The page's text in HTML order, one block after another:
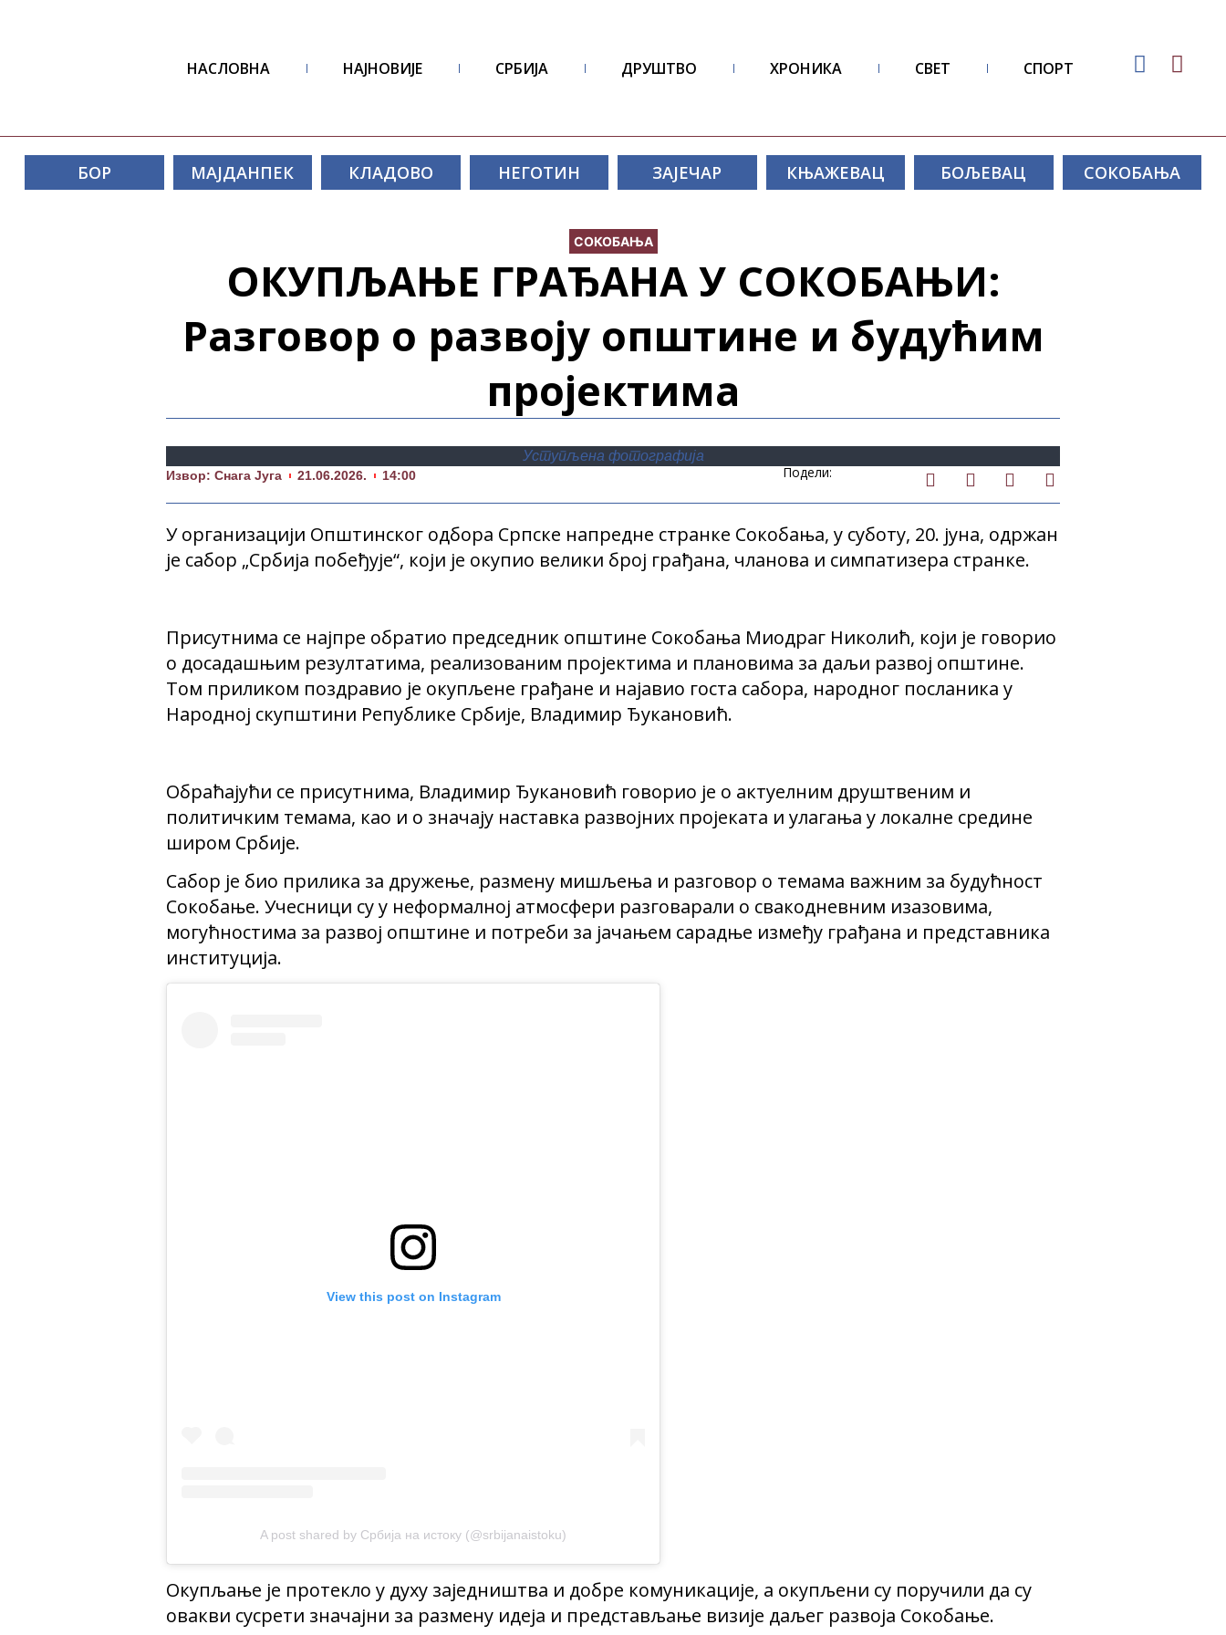
НАСЛОВНА НАЈНОВИЈЕ СРБИЈА ДРУШТВО ХРОНИКА СВЕТ СПОРТ
БОР МАЈДАНПЕК КЛАДОВО НЕГОТИН ЗАЈЕЧАР КЊАЖЕВАЦ БОЉЕВАЦ СОКОБАЊА
СОКОБАЊА
ОКУПЉАЊЕ ГРАЂАНА У СОКОБАЊИ:
Разговор о развоју општине и будућим
пројектима
Уступљена фотографија
Извор: Снага Југа 21.06.2026. 14:00 Подели:
У организацији Општинског одбора Српске напредне странке Сокобања, у суботу, 20. јуна, одржан
је сабор „Србија побеђује“, који је окупио велики број грађана, чланова и симпатизера странке.
Присутнима се најпре обратио председник општине Сокобања Миодраг Николић, који је говорио
о досадашњим резултатима, реализованим пројектима и плановима за даљи развој општине.
Том приликом поздравио је окупљене грађане и најавио госта сабора, народног посланика у
Народној скупштини Републике Србије, Владимир Ђукановић.
Обраћајући се присутнима, Владимир Ђукановић говорио је о актуелним друштвеним и
политичким темама, као и о значају наставка развојних пројеката и улагања у локалне средине
широм Србије.
Сабор је био прилика за дружење, размену мишљења и разговор о темама важним за будућност
Сокобање. Учесници су у неформалној атмосфери разговарали о свакодневним изазовима,
могућностима за развој општине и потреби за јачањем сарадње између грађана и представника
институција.
View this post on Instagram
A post shared by Србија на истоку (@srbijanaistoku)
Окупљање је протекло у духу заједништва и добре комуникације, а окупљени су поручили да су
овакви сусрети значајни за размену идеја и представљање визије даљег развоја Сокобање.